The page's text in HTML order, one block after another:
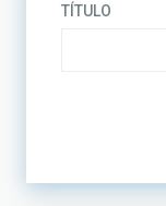
navegación
TÍTULO